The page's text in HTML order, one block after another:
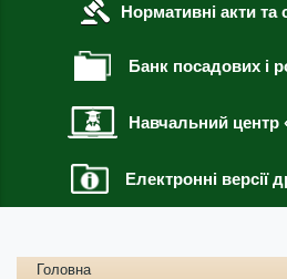
Нормативні акти та
Банк посадових і
Навчальний
Електронні версії
Головна